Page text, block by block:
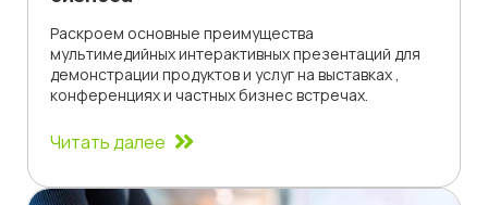
Раскроем основные преимущества
мультимедийных интерактивных презентаций для
демонстрации продуктов и услуг на выставках ,
конференциях и частных бизнес встречах.
Читать далее